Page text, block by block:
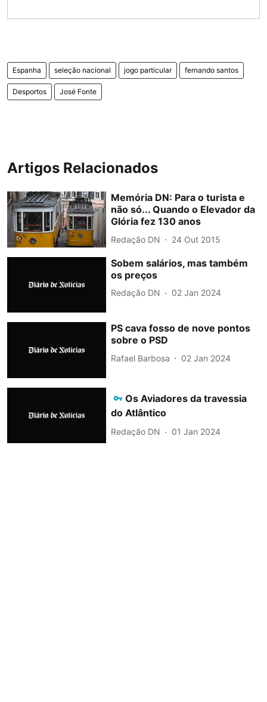
Espanha seleção nacional jogo particular fernando santos
Desportos José Fonte
Artigos Relacionados
Memória DN: Para o turista e
não só... Quando o Elevador da
Glória fez 130 anos
Redação DN 24 Out 2015
Sobem salários, mas também
os preços
Redação DN 02 Jan 2024
PS cava fosso de nove pontos
sobre o PSD
Rafael Barbosa 02 Jan 2024
Os Aviadores da travessia
do Atlântico
Redação DN 01 Jan 2024